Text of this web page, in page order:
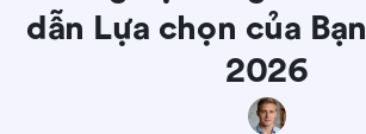
dẫn Lựa chọn của
2026